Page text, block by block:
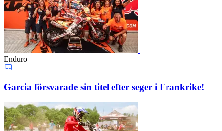
Enduro
Garcia försvarade sin titel efter seger i Frankrike!